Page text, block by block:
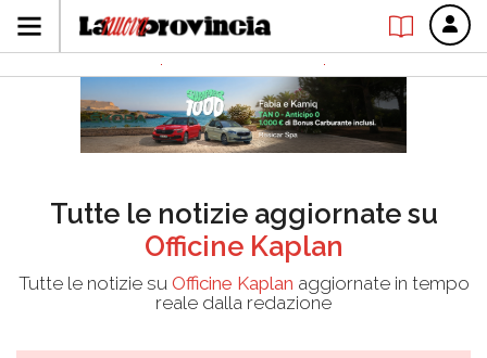
Tutte le notizie aggiornate su
Officine Kaplan
Tutte le notizie su Officine Kaplan aggiornate in tempo
reale dalla redazione